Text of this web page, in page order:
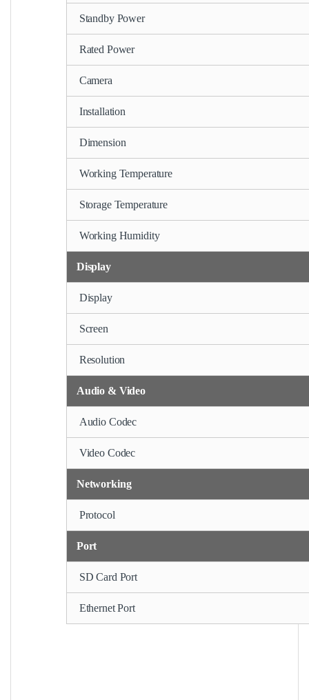
Standby Power
Rated Power
Camera
Installation
Dimension
Working Temperature
Storage Temperature
Working Humidity
Display
Display
Screen
Resolution
Audio & Video
Audio Codec
Video Codec
Networking
Protocol
Port
SD Card Port
Ethernet Port